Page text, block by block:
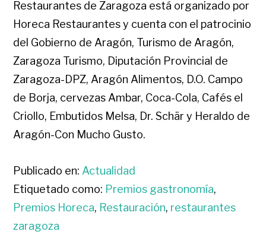
Restaurantes de Zaragoza está organizado por
Horeca Restaurantes y cuenta con el patrocinio
del Gobierno de Aragón, Turismo de Aragón,
Zaragoza Turismo, Diputación Provincial de
Zaragoza-DPZ, Aragón Alimentos, D.O. Campo
de Borja, cervezas Ambar, Coca-Cola, Cafés el
Criollo, Embutidos Melsa, Dr. Schär y Heraldo de
Aragón-Con Mucho Gusto.
Publicado en: Actualidad
Etiquetado como: Premios gastronomía,
Premios Horeca, Restauración, restaurantes
zaragoza